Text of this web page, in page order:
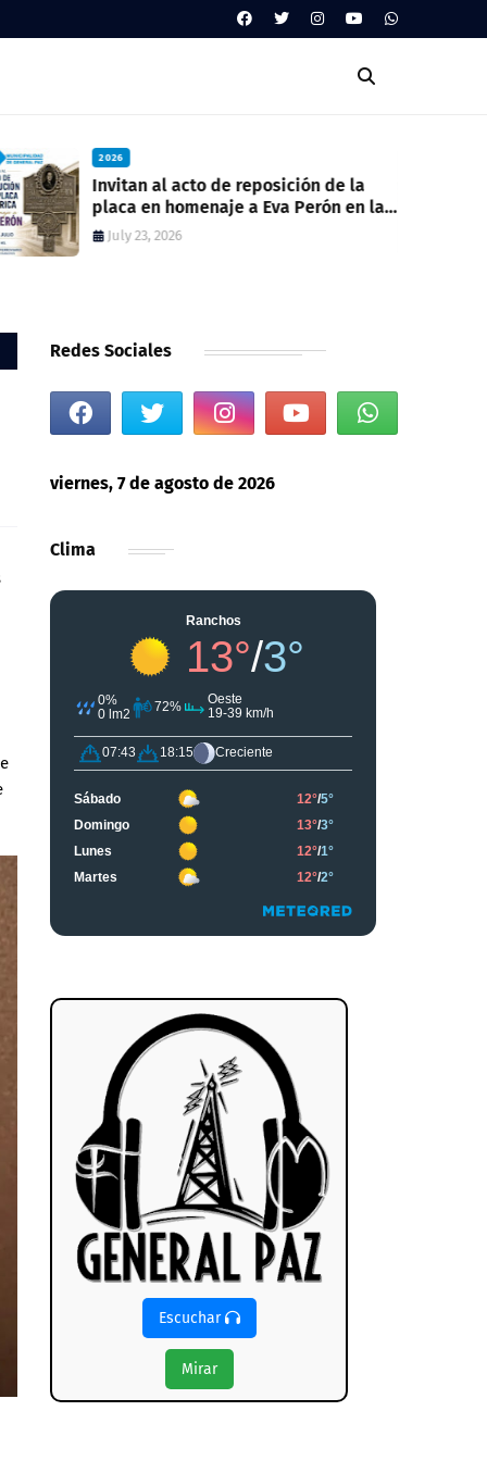
2026
Invitan al acto de reposición de la
placa en homenaje a Eva Perón en la
ex estación del ferrocarril
July 23, 2026
Redes Sociales
viernes, 7 de agosto de 2026
Clima
Escuchar
Mirar